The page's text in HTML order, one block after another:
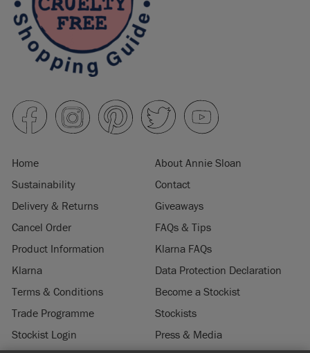
Home
About Annie Sloan
Sustainability
Contact
Delivery & Returns
Giveaways
Cancel Order
FAQs & Tips
Product Information
Klarna FAQs
Klarna
Data Protection Declaration
Terms & Conditions
Become a Stockist
Trade Programme
Stockists
Stockist Login
Press & Media